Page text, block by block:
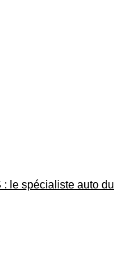
le spécialiste auto du